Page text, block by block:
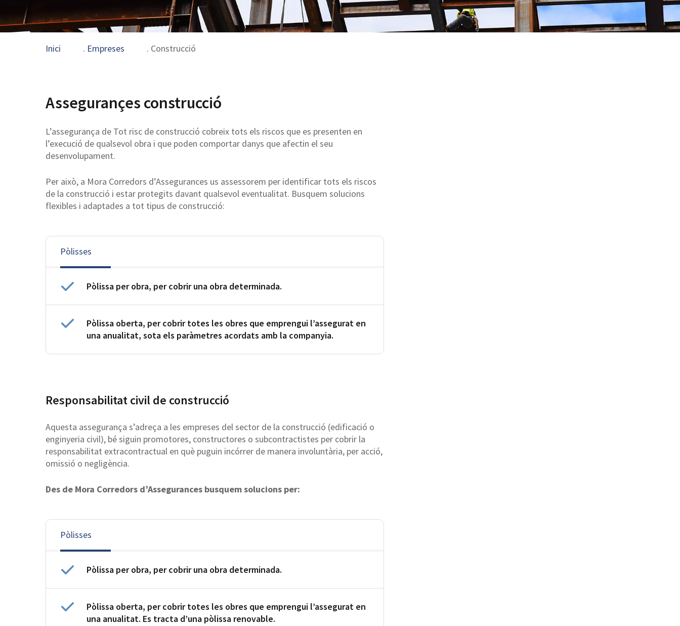
Inici . Empreses . Construcció
Assegurançes construcció
L’assegurança de Tot risc de construcció cobreix tots els riscos que es presenten en
l’execució de qualsevol obra i que poden comportar danys que afectin el seu
desenvolupament.
Per això, a Mora Corredors d’Assegurances us assessorem per identificar tots els riscos
de la construcció i estar protegits davant qualsevol eventualitat. Busquem solucions
flexibles i adaptades a tot tipus de construcció:
Pòlisses
Pòlissa per obra, per cobrir una obra determinada.
Pòlissa oberta, per cobrir totes les obres que emprengui l’assegurat en
una anualitat, sota els paràmetres acordats amb la companyia.
Responsabilitat civil de construcció
Aquesta assegurança s’adreça a les empreses del sector de la construcció (edificació o
enginyeria civil), bé siguin promotores, constructores o subcontractistes per cobrir la
responsabilitat extracontractual en què puguin incórrer de manera involuntària, per acció,
omissió o negligència.
Des de Mora Corredors d’Assegurances busquem solucions per:
Pòlisses
Pòlissa per obra, per cobrir una obra determinada.
Pòlissa oberta, per cobrir totes les obres que emprengui l’assegurat en
una anualitat. Es tracta d’una pòlissa renovable.